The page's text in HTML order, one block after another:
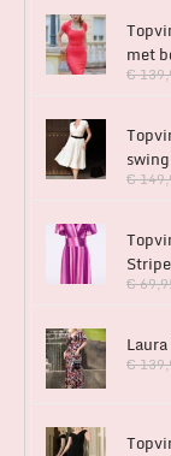
met
€
€
€
€